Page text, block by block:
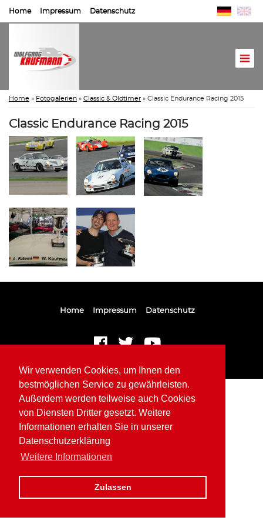
Wir verwenden Cookies, um Ihnen den
bestmöglichen Service zu gewährleisten.
Außerdem werden teilweise auch Cookies
von Diensten Dritter gesetzt. Weitere
Informationen erhalten Sie in unserer
Datenschutzerklärung
Weitere Informationen
Zulassen
Home Impressum Datenschutz
Home » Fotogalerien » Classic & Oldtimer » Classic Endurance Racing 2015
Classic Endurance Racing 2015
Home Impressum Datenschutz